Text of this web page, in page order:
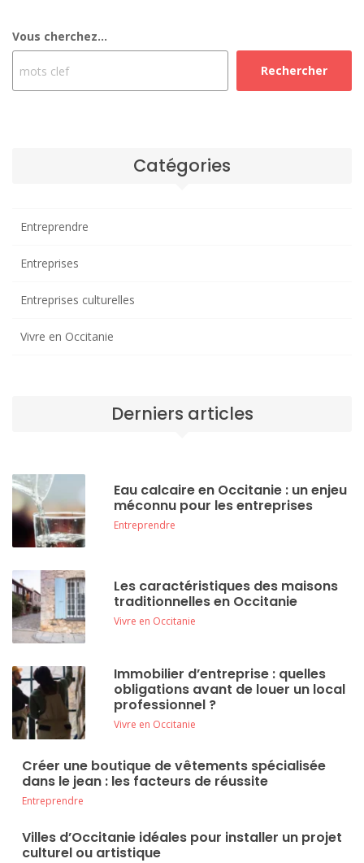
Vous cherchez...
Rechercher
Catégories
Entreprendre
Entreprises
Entreprises culturelles
Vivre en Occitanie
Derniers articles
Eau calcaire en Occitanie : un enjeu
méconnu pour les entreprises
Entreprendre
Les caractéristiques des maisons
traditionnelles en Occitanie
Vivre en Occitanie
Immobilier d’entreprise : quelles
obligations avant de louer un local
professionnel ?
Vivre en Occitanie
Créer une boutique de vêtements spécialisée
dans le jean : les facteurs de réussite
Entreprendre
Villes d’Occitanie idéales pour installer un projet
culturel ou artistique